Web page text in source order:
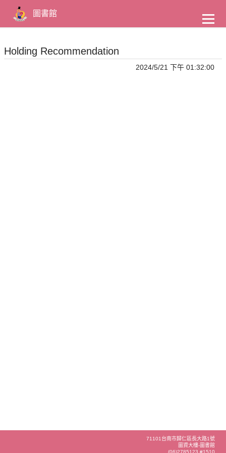
主
要
圖書館
Holding Recommendation
2024/5/21 下午 01:32:00
71101台南市歸仁區長大路1號
圖資大樓-圖書館